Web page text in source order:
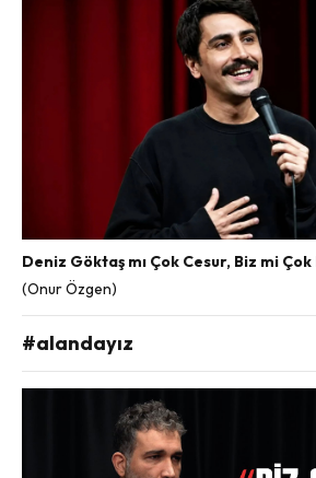
Deniz Göktaş mı Çok Cesur, Biz mi Çok
(Onur Özgen)
#alandayız